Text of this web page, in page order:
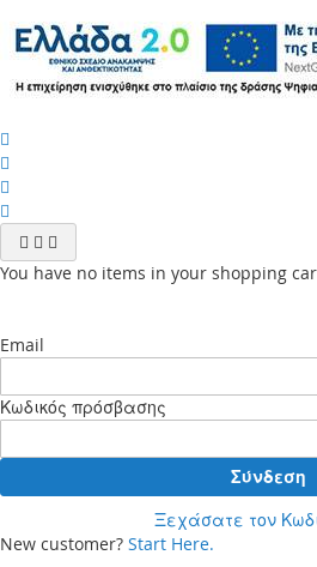
You have no items in your shopping
Email
Κωδικός πρόσβασης
Σύνδεση
Ξεχάσατε τον
New customer? Start Here.